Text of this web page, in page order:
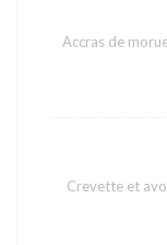
Accras de
Crevette et